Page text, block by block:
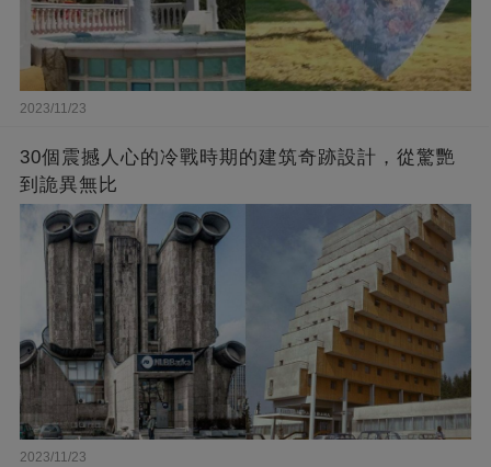
2023/11/23
30個震撼人心的冷戰時期的建筑奇跡設計，從驚艷
到詭異無比
2023/11/23